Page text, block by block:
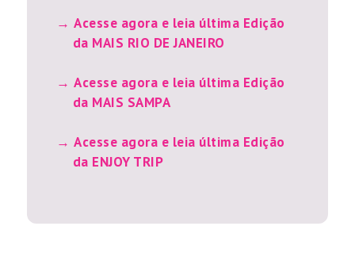
Acesse agora e leia última Edição
da MAIS RIO DE JANEIRO
Acesse agora e leia última Edição
da MAIS SAMPA
Acesse agora e leia última Edição
da ENJOY TRIP